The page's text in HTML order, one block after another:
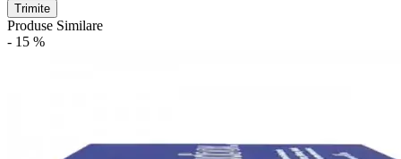
Trimite
Produse Similare
- 15 %